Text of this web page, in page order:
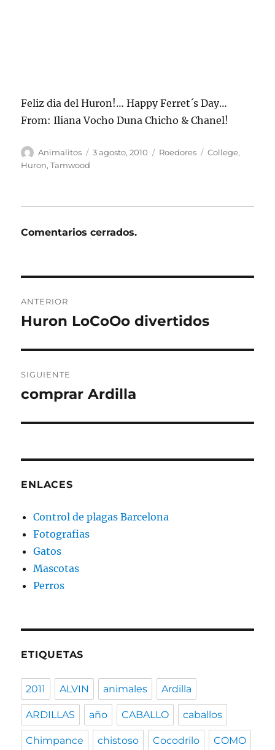
Feliz dia del Huron!… Happy Ferret´s Day…
From: Iliana Vocho Duna Chicho & Chanel!
Autor
Animalitos
Publicado
3 agosto, 2010 Categorías
Roedores Etiquetas
College,
Huron,Tamwood
Comentarios cerrados.
de
ANTERIOR
Entrada
Huron LoCoOo divertidos
SIGUIENTE
Entrada
comprar Ardilla
ENLACES
Control de plagas Barcelona
Fotografias
Gatos
Mascotas
Perros
ETIQUETAS
2011 ALVIN animales Ardilla
ARDILLAS año CABALLO caballos
Chimpance chistoso Cocodrilo COMO